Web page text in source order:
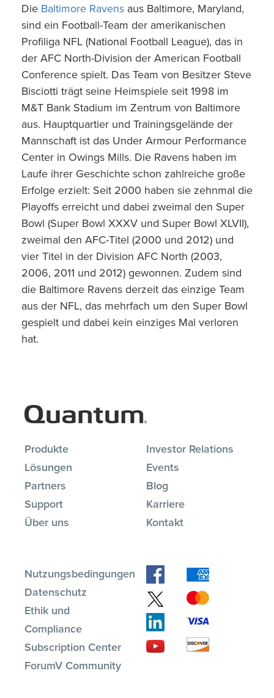
Die Baltimore Ravens aus Baltimore, Maryland,
sind ein Football-Team der amerikanischen
Profiliga NFL (National Football League), das in
der AFC North-Division der American Football
Conference spielt. Das Team von Besitzer Steve
Bisciotti trägt seine Heimspiele seit 1998 im
M&T Bank Stadium im Zentrum von Baltimore
aus. Hauptquartier und Trainingsgelände der
Mannschaft ist das Under Armour Performance
Center in Owings Mills. Die Ravens haben im
Laufe ihrer Geschichte schon zahlreiche große
Erfolge erzielt: Seit 2000 haben sie zehnmal die
Playoffs erreicht und dabei zweimal den Super
Bowl (Super Bowl XXXV und Super Bowl XLVII),
zweimal den AFC-Titel (2000 und 2012) und
vier Titel in der Division AFC North (2003,
2006, 2011 und 2012) gewonnen. Zudem sind
die Baltimore Ravens derzeit das einzige Team
aus der NFL, das mehrfach um den Super Bowl
gespielt und dabei kein einziges Mal verloren
hat.
Produkte
Lösungen
Partners
Support
Über uns
Investor Relations
Events
Blog
Karriere
Kontakt
Nutzungsbedingungen
Datenschutz
Ethik und
Compliance
Subscription Center
ForumV Community